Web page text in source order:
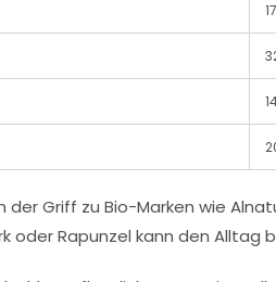
17
der Griff zu Bio-Marken wie
oder Rapunzel kann den